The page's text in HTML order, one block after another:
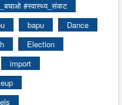
#स्वास्थ्य_संकट
bapu
Dance
Election
import